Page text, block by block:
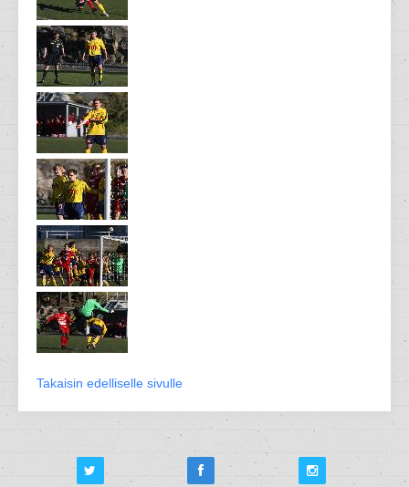
Takaisin edelliselle sivulle